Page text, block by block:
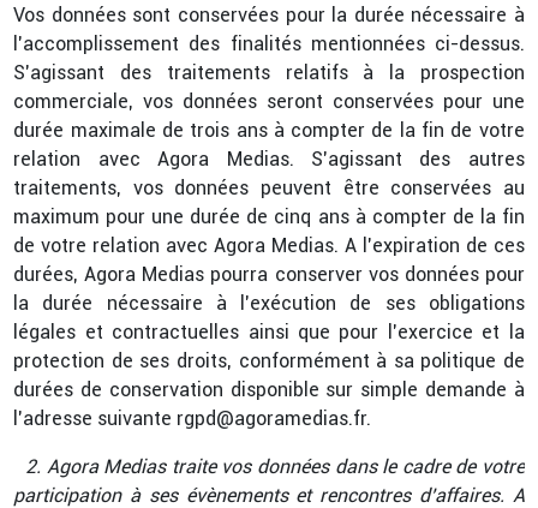
Vos données sont conservées pour la durée nécessaire à
l’accomplissement des finalités mentionnées ci-dessus.
S’agissant des traitements relatifs à la prospection
commerciale, vos données seront conservées pour une
durée maximale de trois ans à compter de la fin de votre
relation avec Agora Medias. S’agissant des autres
traitements, vos données peuvent être conservées au
maximum pour une durée de cinq ans à compter de la fin
de votre relation avec Agora Medias. A l’expiration de ces
durées, Agora Medias pourra conserver vos données pour
la durée nécessaire à l’exécution de ses obligations
légales et contractuelles ainsi que pour l’exercice et la
protection de ses droits, conformément à sa politique de
durées de conservation disponible sur simple demande à
l’adresse suivante rgpd@agoramedias.fr.
2. Agora Medias traite vos données dans le cadre de votre
participation à ses évènements et rencontres d’affaires. A